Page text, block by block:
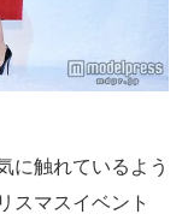
に触れているよう
スマスイベント